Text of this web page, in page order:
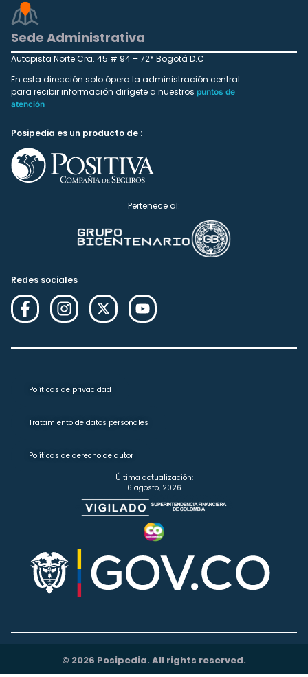
Sede Administrativa
Autopista Norte Cra. 45 # 94 – 72* Bogotá D.C
En esta dirección solo ópera la administración central
para recibir información dirígete a nuestros puntos de
atención
Posipedia es un producto de :
Pertenece al:
Redes sociales
Políticas de privacidad
Tratamiento de datos personales
Políticas de derecho de autor
Última actualización:
6 agosto, 2026
© 2026 Posipedia. All rights reserved.